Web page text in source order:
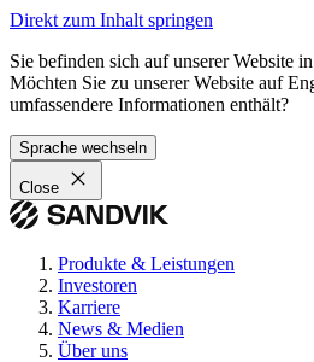
Direkt zum Inhalt springen
Sie befinden sich auf unserer Website
Möchten Sie zu unserer Website auf
umfassendere Informationen enthält?
Sprache wechseln
Close
Produkte & Leistungen
Investoren
Karriere
News & Medien
Über uns